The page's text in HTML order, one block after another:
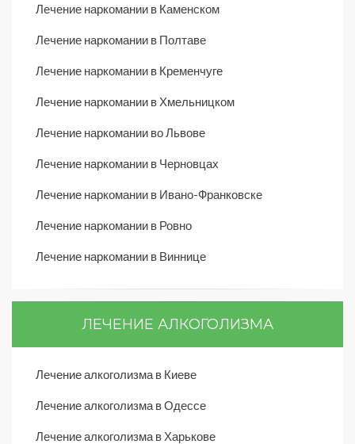
Лечение наркомании в Каменском
Лечение наркомании в Полтаве
Лечение наркомании в Кременчуге
Лечение наркомании в Хмельницком
Лечение наркомании во Львове
Лечение наркомании в Черновцах
Лечение наркомании в Ивано-Франковске
Лечение наркомании в Ровно
Лечение наркомании в Виннице
ЛЕЧЕНИЕ АЛКОГОЛИЗМА
Лечение алкоголизма в Киеве
Лечение алкоголизма в Одессе
Лечение алкоголизма в Харькове